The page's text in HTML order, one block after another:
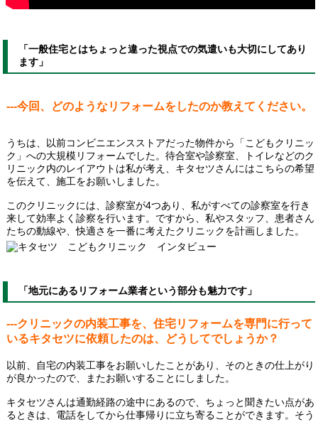
「一般住宅とはちょっと違った視点での気遣いも大切にしてあり
ます」
---今回、どのようなリフォームをしたのか教えてください。
うちは、以前コンビニエンスストアだった物件から「こどもクリニッ
ク」への大規模リフォームでした。待合室や診察室、トイレなどのク
リニック内のレイアウトは私が考え、キタセツさんにはこちらの希望
を伝えて、施工をお願いしました。
このクリニックには、診察室が4つあり、私がすべての診察室を行き
来して効率よく診察を行います。ですから、私やスタッフ、患者さん
たちの動線や、快適さを一番に考えたクリニックを計画しました。
「地元にあるリフォーム業者という部分も魅力です」
---クリニックの内装工事を、住宅リフォームを専門に行って
いるキタセツに依頼したのは、どうしてでしょうか？
以前、自宅の内装工事をお願いしたことがあり、そのときの仕上がり
が良かったので、またお願いすることにしました。
キタセツさんは通勤経路の途中にあるので、ちょっと聞きたい点があ
るときは、電話をしてから仕事帰りに立ち寄ることができます。そう